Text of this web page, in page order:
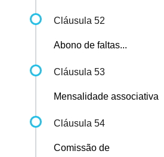
Cláusula 52
Abono de faltas...
Cláusula 53
Mensalidade associativa
Cláusula 54
Comissão de